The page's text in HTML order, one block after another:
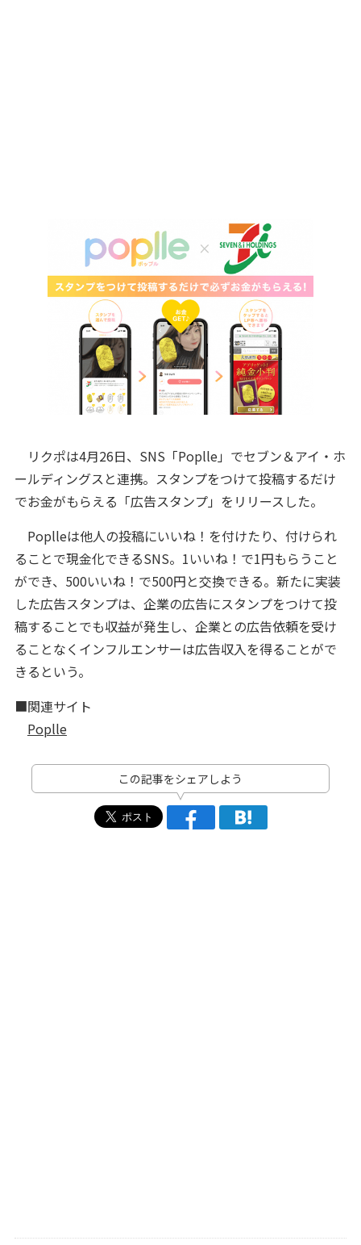
リクポは4月26日、SNS「Poplle」でセブン＆アイ・ホ
ールディングスと連携。スタンプをつけて投稿するだけ
でお金がもらえる「広告スタンプ」をリリースした。
Poplleは他人の投稿にいいね！を付けたり、付けられ
ることで現金化できるSNS。1いいね！で1円もらうこと
ができ、500いいね！で500円と交換できる。新たに実装
した広告スタンプは、企業の広告にスタンプをつけて投
稿することでも収益が発生し、企業との広告依頼を受け
ることなくインフルエンサーは広告収入を得ることがで
きるという。
■関連サイト
Poplle
この記事をシェアしよう